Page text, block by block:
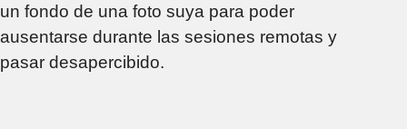
un fondo de una foto suya para poder
ausentarse durante las sesiones remotas y
pasar desapercibido.